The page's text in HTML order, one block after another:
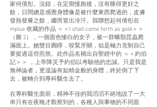
家何倩彤。沒錯，在定期慢跑後，沒有睡得更好之
餘，日間總是感覺身體像是被什麼東西爬過的，皮膚
發熱發癢之餘，繼而冒出冷汗。我聯想起何倩彤在
mplus 收藏的作品 ＜＜I shall come forth as gold＞＞
（圖 2），一個面色慘白的女子，被一群蛾類昆蟲爬
滿面上。她雙目圓睜，咬緊牙關，似是極力克制自己
要挺過這些煎熬。此作品名稱出自聖經中的 ＜＜約伯
記＞＞ ，上帝降災予約伯以考驗他的忠誠。只是我是
無神論者，更遑論有如精金般的身體，終於倒了下
去，被轉介到專科醫生去了。
在專科醫生面前，精神不佳的我滔滔不絕地說了一大
串只有在夜晚才觀察到的，各種人與事物的不同面